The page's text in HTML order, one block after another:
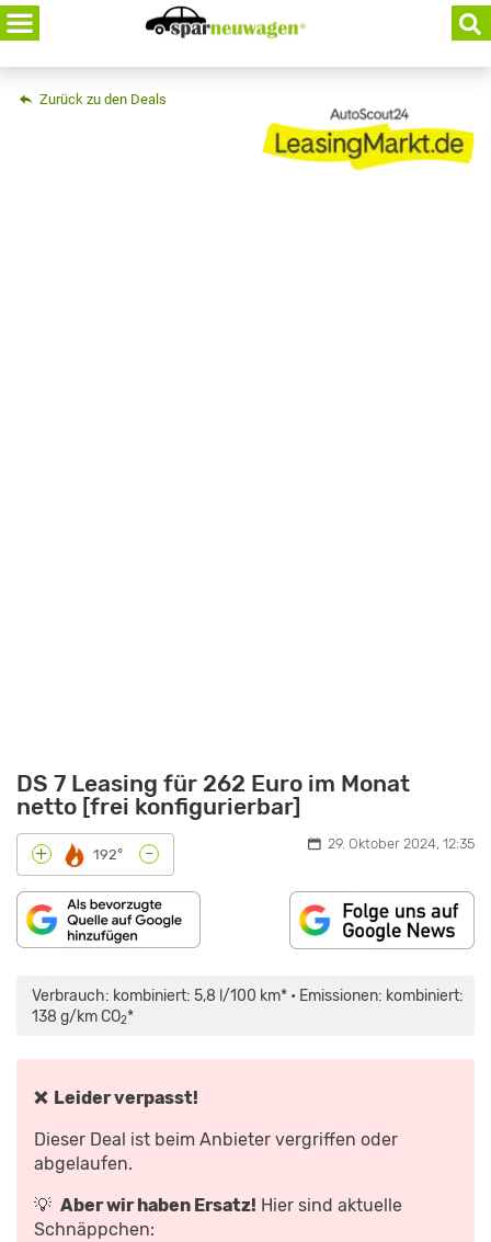
Skip
to
content
Zurück zu den Deals
DS 7 Leasing für 262 Euro im Monat
netto [frei konfigurierbar]
+ 192° - 29. Oktober 2024, 12:35
Verbrauch: kombiniert: 5,8 l/100 km* • Emissionen: kombiniert:
138 g/km CO2*
❌ Leider verpasst!
Dieser Deal ist beim Anbieter vergriffen oder
abgelaufen.
💡 Aber wir haben Ersatz! Hier sind aktuelle
Schnäppchen:
FACELIFT
(2022)
FRISCHER
MEHR
LUXUS
VORSTELLUNG
MIT
MORITZ
DOKA“
YOUTUBE
ANZEIGEN